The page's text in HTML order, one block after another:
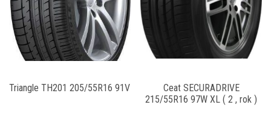
Triangle TH201 205/55R16 91V
Ceat SECURADRIVE
215/55R16 97W XL ( 2 , rok )